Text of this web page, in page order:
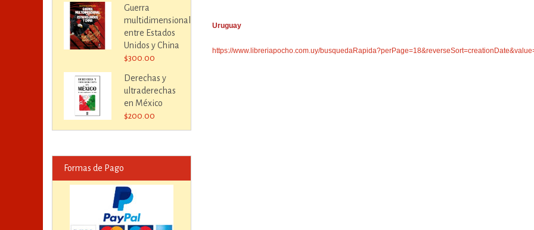
Guerra
multidimensional
entre Estados
Unidos y China
$300.00
Derechas y
ultraderechas
en México
$200.00
Formas de Pago
Uruguay
https://www.libreriapocho.com.uy/